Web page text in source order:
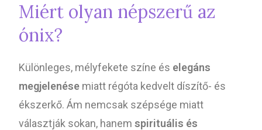
Miért olyan népszerű az
ónix?
Különleges, mélyfekete színe és elegáns
megjelenése miatt régóta kedvelt díszítő- és
ékszerkő. Ám nemcsak szépsége miatt
választják sokan, hanem spirituális és